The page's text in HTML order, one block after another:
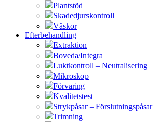
Plantstöd
Skadedjurskontroll
Väskor
Efterbehandling
Extraktion
Boveda/Integra
Luktkontroll – Neutralisering
Mikroskop
Förvaring
Kvalitetstest
Strykpåsar – Förslutningspåsar
Trimning